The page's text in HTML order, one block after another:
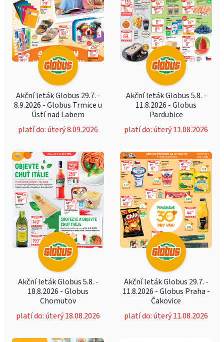
Akční leták Globus 29.7. -
8.9.2026 - Globus Trmice u
Ústí nad Labem
platí do: úterý 8.09.2026
Akční leták Globus 5.8. -
11.8.2026 - Globus
Pardubice
platí do: úterý 11.08.2026
Akční leták Globus 5.8. -
18.8.2026 - Globus
Chomutov
platí do: úterý 18.08.2026
Akční leták Globus 29.7. -
11.8.2026 - Globus Praha -
Čakovice
platí do: úterý 11.08.2026